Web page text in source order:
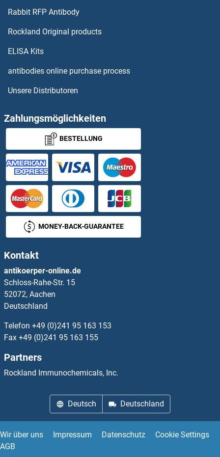
CWC25 Antikörper
Cwc27 Antikörper
CWH43 Antikörper
CX3CL1 Antikörper
CX3CR1 Antikörper
Cx40/GJA5 Antikörper
CXCL1 Antikörper
CXCL10 Antikörper
CXCL11 Antikörper
CXCL12 Antikörper
CXCL13 Antikörper
CXCL16 Antikörper
CXCL17 Antikörper
CXCL3 Antikörper
Rabbit RFP Antibody
Rockland Original products
ELISA Kits
antibodies online purchase process
Unsere Distributoren
Zahlungsmöglichkeiten
BESTELLUNG
MONEY-BACK-GUARANTEE
Kontakt
antikoerper-online.de
Schloss-Rahe-Str. 15
52072, Aachen
Deutschland
Telefon +49 (0)241 95 163 153
Fax +49 (0)241 95 163 155
Partners
Rockland Immunochemicals, Inc.
Deutsch Deutschland
Wir über uns Impressum Datenschutz
Cookie Settings
AGB